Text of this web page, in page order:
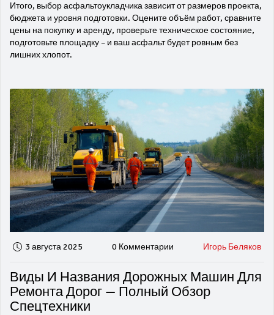
Итого, выбор асфальтоукладчика зависит от размеров проекта,
бюджета и уровня подготовки. Оцените объём работ, сравните
цены на покупку и аренду, проверьте техническое состояние,
подготовьте площадку – и ваш асфальт будет ровным без
лишних хлопот.
3 августа 2025 0 Комментарии Игорь Беляков
Виды И Названия Дорожных Машин Для
Ремонта Дорог — Полный Обзор
Спецтехники